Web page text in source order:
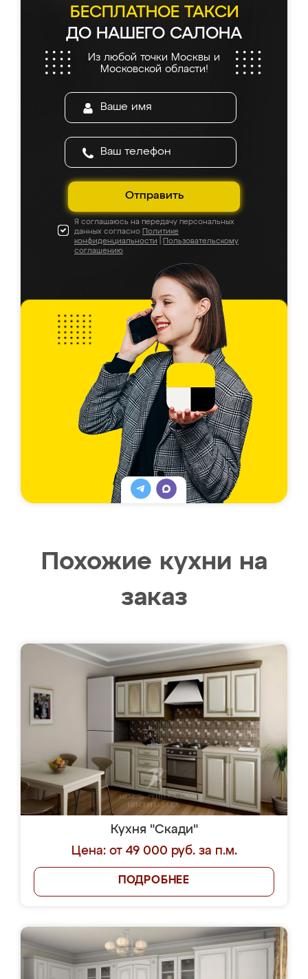
БЕСПЛАТНОЕ ТАКСИ
ДО НАШЕГО САЛОНА
Из любой точки Москвы и
Московской области!
Отправить
Я соглашаюсь на передачу персональных
данных согласно Политике
конфиденциальности
Пользовательскому
соглашению
Похожие кухни на
заказ
Кухня "Скади"
Цена: от 49 000 руб. за п.м.
ПОДРОБНЕЕ